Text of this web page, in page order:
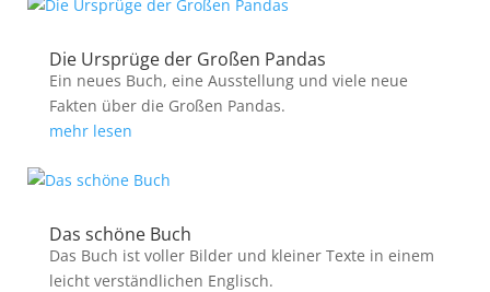
Die Ursprüge der Großen Pandas
Ein neues Buch, eine Ausstellung und viele neue
Fakten über die Großen Pandas.
mehr lesen
Das schöne Buch
Das Buch ist voller Bilder und kleiner Texte in einem
leicht verständlichen Englisch.